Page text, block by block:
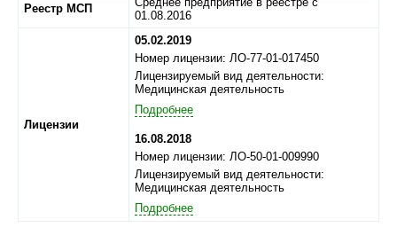
Реестр МСП
01.08.2016
Лицензии
05.02.2019
Номер лицензии: ЛО-77-01-017450
Лицензируемый вид деятельности:
Медицинская деятельность
Подробнее
16.08.2018
Номер лицензии: ЛО-50-01-009990
Лицензируемый вид деятельности:
Медицинская деятельность
Подробнее